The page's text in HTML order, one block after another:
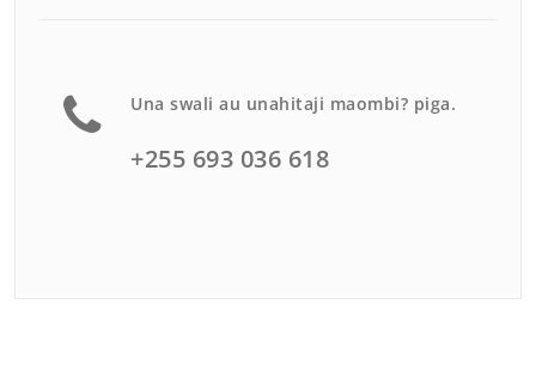
Una swali au unahitaji maombi? piga.
+255 693 036 618